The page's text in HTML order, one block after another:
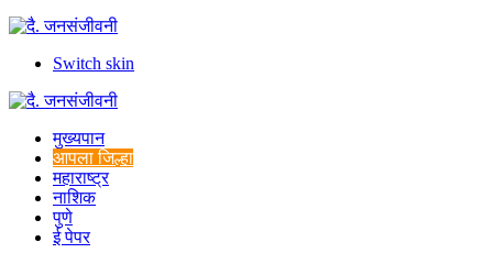
Switch skin
मुख्यपान
आपला जिल्हा
महाराष्ट्र
नाशिक
पुणे
ई पेपर